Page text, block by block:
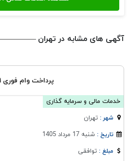
آگهی های مشابه در تهران
پرداخت وام فوری ۱ روزه
خدمات مالی و سرمایه گذاری
شهر :تهران
تاریخ :شنبه 17 مرداد 1405
مبلغ :توافقی